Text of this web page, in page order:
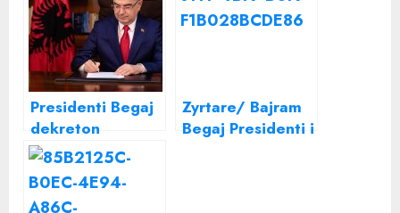
Presidenti Begaj
dekreton
ministrat e rinj
Zyrtare/ Bajram
Begaj Presidenti i